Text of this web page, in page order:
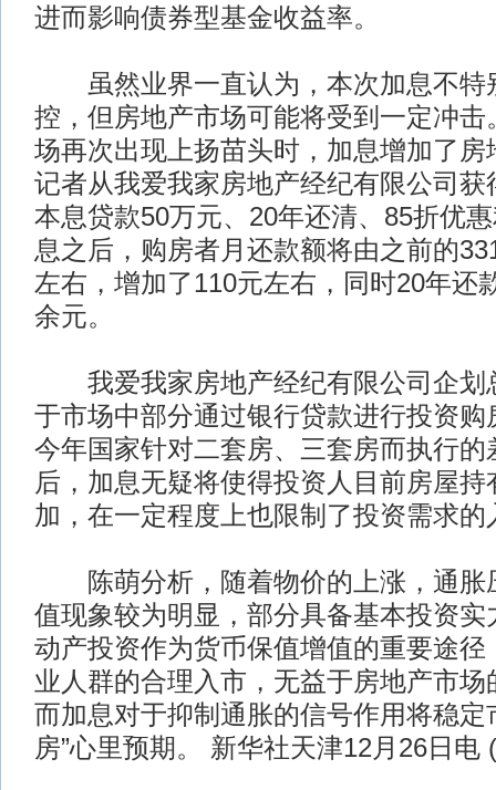
进而影响债券型基金收益率。
虽然业界一直认为，本次加息不特
控，但房地产市场可能将受到一定冲击
场再次出现上扬苗头时，加息增加了房
记者从我爱我家房地产经纪有限公司获
本息贷款50万元、20年还清、85折优
息之后，购房者月还款额将由之前的
左右，增加了110元左右，同时20年还
余元。
我爱我家房地产经纪有限公司企划
于市场中部分通过银行贷款进行投资购
今年国家针对二套房、三套房而执行的
后，加息无疑将使得投资人目前房屋持
加，在一定程度上也限制了投资需求的
陈萌分析，随着物价的上涨，通胀
值现象较为明显，部分具备基本投资实
动产投资作为货币保值增值的重要途径
业人群的合理入市，无益于房地产市场
而加息对于抑制通胀的信号作用将稳定
房”心里预期。 新华社天津12月26日电